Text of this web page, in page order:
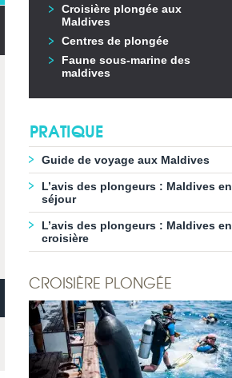
Croisière plongée aux
Maldives
Centres de plongée
Faune sous-marine des
maldives
PRATIQUE
Guide de voyage aux Maldives
L’avis des plongeurs : Maldives en
séjour
L’avis des plongeurs : Maldives en
croisière
CROISIÈRE PLONGÉE